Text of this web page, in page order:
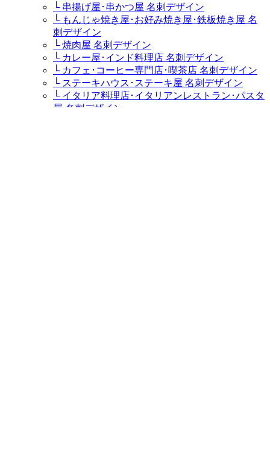
└ 串揚げ屋･串かつ屋 名刺デザイン
└ もんじゃ焼き屋･お好み焼き屋･鉄板焼き屋 名
刺デザイン
└ 焼肉屋 名刺デザイン
└ カレー屋･インド料理店 名刺デザイン
└ カフェ･コーヒー専門店･喫茶店 名刺デザイン
└ ステーキハウス･ステーキ屋 名刺デザイン
└ イタリア料理店･イタリアンレストラン･パスタ
屋 名刺デザイン